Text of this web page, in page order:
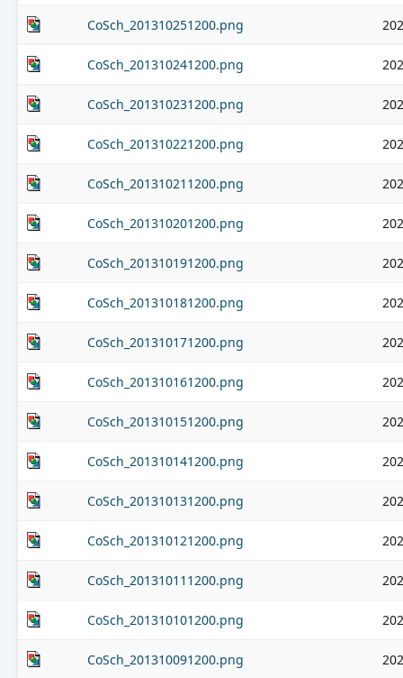
CoSch_201310251200.png
CoSch_201310241200.png
CoSch_201310231200.png
CoSch_201310221200.png
CoSch_201310211200.png
CoSch_201310201200.png
CoSch_201310191200.png
CoSch_201310181200.png
CoSch_201310171200.png
CoSch_201310161200.png
CoSch_201310151200.png
CoSch_201310141200.png
CoSch_201310131200.png
CoSch_201310121200.png
CoSch_201310111200.png
CoSch_201310101200.png
CoSch_201310091200.png